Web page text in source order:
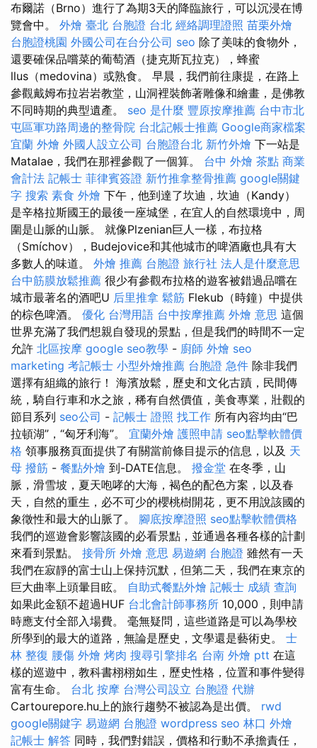
布爾諾（Brno）進行了為期3天的降臨旅行，可以沉浸在博
覽會中。 外燴 臺北 台胞證 台北 經絡調理證照 苗栗外燴
台胞證桃園 外國公司在台分公司 seo 除了美味的食物外，
還要確保品嚐菜的葡萄酒（捷克斯瓦拉克），蜂蜜
llus（medovina）或熟食。 早晨，我們前往康提，在路上
參觀戴姆布拉岩岩教堂，山洞裡裝飾著雕像和繪畫，是佛教
不同時期的典型遺產。 seo 是什麼 豐原按摩推薦 台中市北
屯區軍功路周邊的整骨院 台北記帳士推薦 Google商家檔案
宜蘭 外燴 外國人設立公司 台胞證台北 新竹外燴 下一站是
Matalae，我們在那裡參觀了一個算。 台中 外燴 茶點 商業
會計法 記帳士 菲律賓簽證 新竹推拿整骨推薦 google關鍵
字 搜索 素食 外燴 下午，他到達了坎迪，坎迪（Kandy）
是辛格拉斯國王的最後一座城堡，在宜人的自然環境中，周
圍是山脈的山脈。 就像Plzenian巨人一樣，布拉格
（Smíchov），Budejovice和其他城市的啤酒廠也具有大
多數人的味道。 外燴 推薦 台胞證 旅行社 法人是什麼意思
台中筋膜放鬆推薦 很少有參觀布拉格的遊客被錯過品嚐在
城市最著名的酒吧U 后里推拿 鬆筋 Flekub（時鐘）中提供
的棕色啤酒。 優化 台灣用語 台中按摩推薦 外燴 意思 這個
世界充滿了我們想親自發現的景點，但是我們的時間不一定
允許 北區按摩 google seo教學 - 廚師 外燴 seo
marketing 考記帳士 小型外燴推薦 台胞證 急件 除非我們
選擇有組織的旅行！ 海濱放鬆，歷史和文化古蹟，民間傳
統，騎自行車和水之旅，稀有自然價值，美食專業，壯觀的
節目系列 seo公司 - 記帳士 證照 找工作 所有內容均由“巴
拉頓湖”，“匈牙利海”。 宜蘭外燴 護照申請 seo點擊軟體價
格 領事服務頁面提供了有關當前條目提示的信息，以及 天
母 撥筋 - 餐點外燴 到-DATE信息。 撥金堂 在冬季，山
脈，滑雪坡，夏天咆哮的大海，褐色的配色方案，以及春
天，自然的重生，必不可少的櫻桃樹開花，更不用說該國的
象徵性和最大的山脈了。 腳底按摩證照 seo點擊軟體價格
我們的巡遊會影響該國的必看景點，並通過各種各樣的計劃
來看到景點。 接骨所 外燴 意思 易遊網 台胞證 雖然有一天
我們在寂靜的富士山上保持沉默，但第二天，我們在東京的
巨大曲率上頭暈目眩。 自助式餐點外燴 記帳士 成績 查詢
如果此金額不超過HUF 台北會計師事務所 10,000，則申請
時應支付全部入場費。 毫無疑問，這些道路是可以為學校
所學到的最大的道路，無論是歷史，文學還是藝術史。 士
林 整復 腰傷 外燴 烤肉 搜尋引擎排名 台南 外燴 ptt 在這
樣的巡遊中，教科書栩栩如生，歷史性格，位置和事件變得
富有生命。 台北 按摩 台灣公司設立 台胞證 代辦
Cartourepore.hu上的旅行趨勢不被認為是出價。 rwd
google關鍵字 易遊網 台胞證 wordpress seo 林口 外燴
記帳士 解答 同時，我們對錯誤，價格和行動不承擔責任，